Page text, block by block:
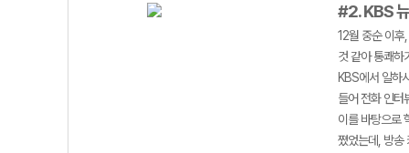
#2. KBS
12월 중순 이후
것 같아 통쾌하
KBS에서 일하
들어 전화 인터
이를 바탕으로
쪘었는데, 방송